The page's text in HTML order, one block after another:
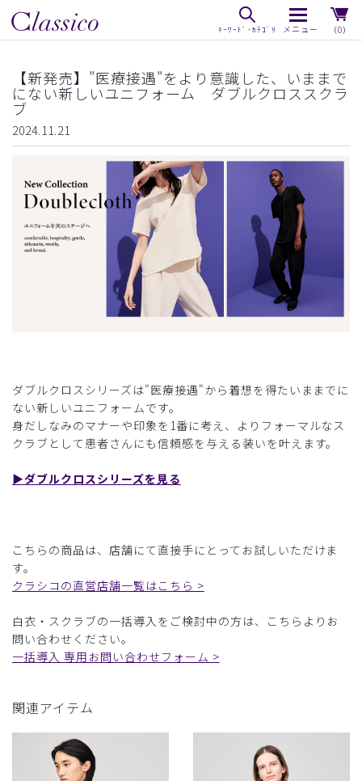
（0）
【新発売】"医療接遇"をより意識した、いままで
にない新しいユニフォーム ダブルクロススクラ
ブ
2024.11.21
ダブルクロスシリーズは"医療接遇"から着想を得たいままでに
ない新しいユニフォームです。
身だしなみのマナーや印象を1番に考え、よりフォーマルなス
クラブとして患者さんにも信頼感を与える装いを叶えます。
▶︎ダブルクロスシリーズを見る
こちらの商品は、店舗にて直接手にとってお試しいただけま
す。
クラシコの直営店舗一覧はこちら >
白衣・スクラブの一括導入をご検討中の方は、こちらよりお
問い合わせください。
一括導入 専用お問い合わせフォーム >
関連アイテム